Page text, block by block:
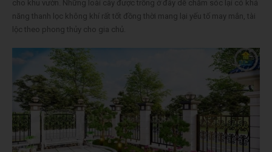
cho khu vườn. Những loài cây được trồng ở đây dễ chăm sóc lại có khả
năng thanh lọc không khí rất tốt đồng thời mang lại yếu tố may mắn, tài
lộc theo phong thủy cho gia chủ.